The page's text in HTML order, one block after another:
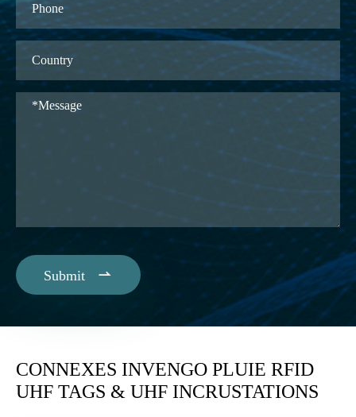
Submit 
CONNEXES INVENGO PLUIE RFID
UHF TAGS & UHF INCRUSTATIONS